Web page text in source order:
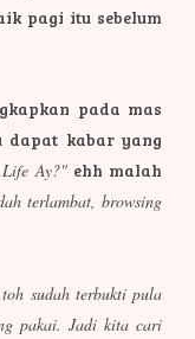
pagi itu sebelum
pada mas
dapat kabar yang
Ay?" ehh malah
terlambat, browsing
sudah terbukti pula
pakai. Jadi kita cari